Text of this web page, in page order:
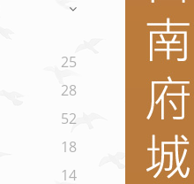
25
28
52
18
14